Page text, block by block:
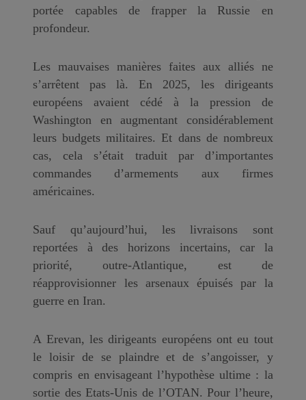
portée capables de frapper la Russie en
profondeur.
Les mauvaises manières faites aux alliés ne
s’arrêtent pas là. En 2025, les dirigeants
européens avaient cédé à la pression de
Washington en augmentant considérablement
leurs budgets militaires. Et dans de nombreux
cas, cela s’était traduit par d’importantes
commandes d’armements aux firmes
américaines.
Sauf qu’aujourd’hui, les livraisons sont
reportées à des horizons incertains, car la
priorité, outre-Atlantique, est de
réapprovisionner les arsenaux épuisés par la
guerre en Iran.
A Erevan, les dirigeants européens ont eu tout
le loisir de se plaindre et de s’angoisser, y
compris en envisageant l’hypothèse ultime : la
sortie des Etats-Unis de l’OTAN. Pour l’heure,